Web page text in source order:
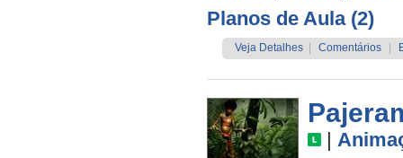
Planos de Aula (2)
Veja Detalhes Comentários
|